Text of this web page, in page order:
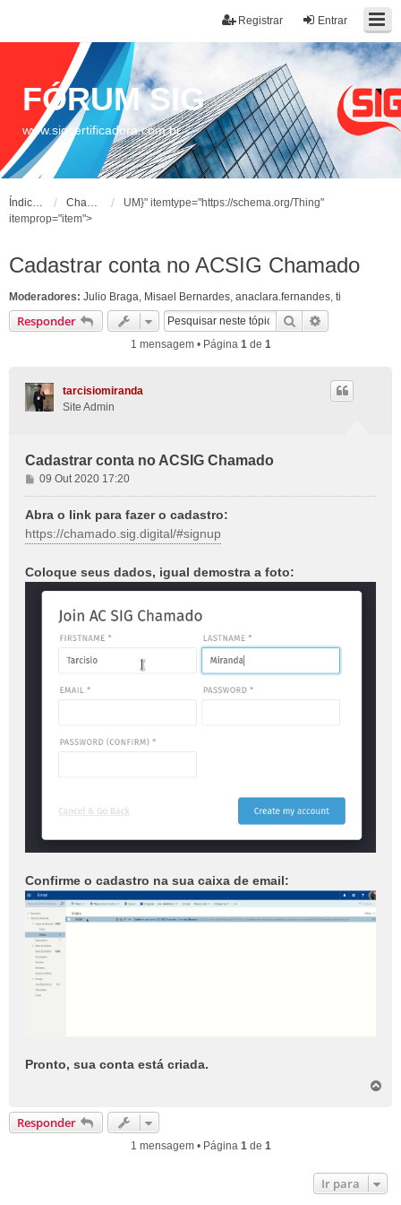
Entrar
Registrar
FÓRUM SIG
www.sigcertificadora.com.br
Índice do fórum Chamados
UM}" itemtype="https://schema.org/Thing"
itemprop="item">
Cadastrar conta no ACSIG Chamado
Moderadores: Julio Braga, Misael Bernardes, anaclara.fernandes, ti
Responder Pesquisar
1 mensagem • Página 1de 1
tarcisiomiranda
Site Admin
Cadastrar conta no ACSIG Chamado
M
e
n
a
e
m
09 Out 2020 17:20
Abra o link para fazer o cadastro:
https://chamado.sig.digital/#signup
Coloque seus dados, igual demostra a foto:
Confirme o cadastro na sua caixa de email:
Pronto, sua conta está criada.
a
Responder
1 mensagem • Página 1de 1
Ir para